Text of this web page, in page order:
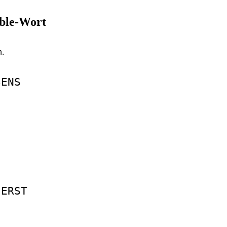
Wort